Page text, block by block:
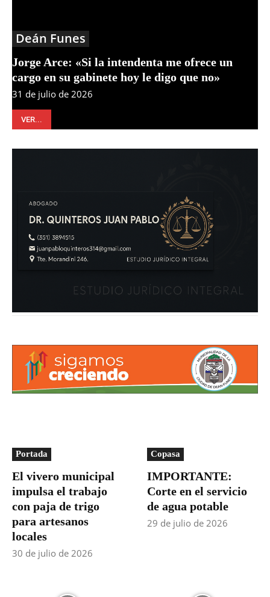
Deán Funes
Jorge Arce: «Si la intendenta me ofrece un
cargo en su gabinete hoy le digo que no»
31 de julio de 2026
VER...
Portada
El vivero municipal
impulsa el trabajo
con paja de trigo
para artesanos
locales
30 de julio de 2026
Copasa
IMPORTANTE:
Corte en el servicio
de agua potable
29 de julio de 2026